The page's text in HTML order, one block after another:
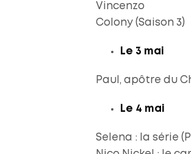
Vincenzo
Colony (Saison 3)
Le 3 mai
Paul, apôtre du
Le 4 mai
Selena : la série